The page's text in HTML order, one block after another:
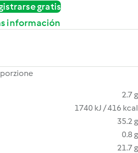
gratis
información
2.7 g
1740 kJ / 416 kcal
35.2 g
0.8 g
21.7 g